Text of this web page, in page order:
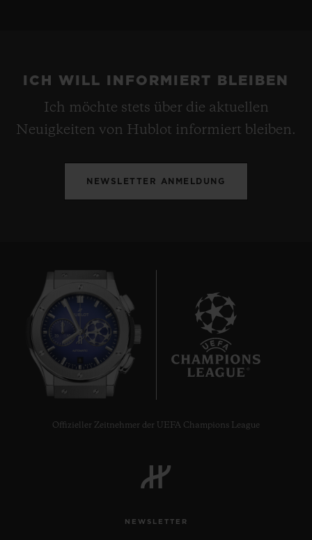
ICH WILL INFORMIERT BLEIBEN
Ich möchte stets über die aktuellen
Neuigkeiten von Hublot informiert bleiben.
NEWSLETTER ANMELDUNG
Offizieller Zeitnehmer der UEFA Champions League
NEWSLETTER